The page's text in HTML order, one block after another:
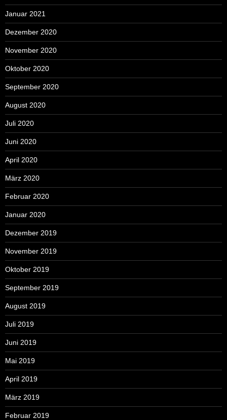
Januar 2021
Dezember 2020
November 2020
Oktober 2020
September 2020
August 2020
Juli 2020
Juni 2020
April 2020
März 2020
Februar 2020
Januar 2020
Dezember 2019
November 2019
Oktober 2019
September 2019
August 2019
Juli 2019
Juni 2019
Mai 2019
April 2019
März 2019
Februar 2019